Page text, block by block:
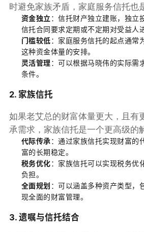
时避免家族矛盾，家庭服务信托也
资金独立 ：信托财产独立建账，独立
信托合同要求定期或不定期对受益人
门槛较低：家庭服务信托的起点通常
这种资金体量的安排。
灵活管理：可以根据马晓伟的实际需
条件。
2. 家族信托
如果老艾总的财富体量更大，且有
承需求，家族信托是一个更高级的
代际传承：通过家族信托实现财富的
富的长期稳定。
税务优化：家族信托可以实现税务优
负担。
全面规划 ：可以涵盖多种资产类型，
现全面的财富管理。
3. 遗嘱与信托结合